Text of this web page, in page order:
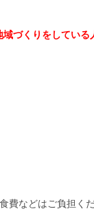
づくりをしてい
費などはご負担くだ